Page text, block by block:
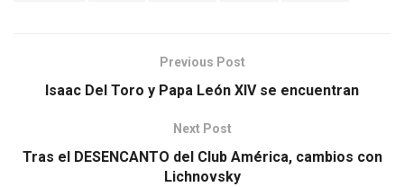
Previous Post
Isaac Del Toro y Papa León XIV se encuentran
Next Post
Tras el DESENCANTO del Club América, cambios con
Lichnovsky